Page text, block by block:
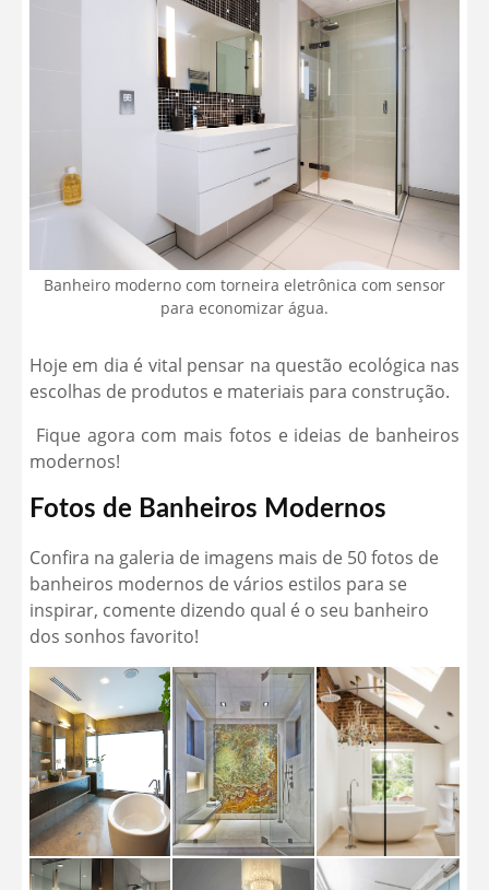
Banheiro moderno com torneira eletrônica com sensor
para economizar água.
Hoje em dia é vital pensar na questão ecológica nas
escolhas de produtos e materiais para construção.
Fique agora com mais fotos e ideias de banheiros
modernos!
Fotos de Banheiros Modernos
Confira na galeria de imagens mais de 50 fotos de
banheiros modernos de vários estilos para se
inspirar, comente dizendo qual é o seu banheiro
dos sonhos favorito!